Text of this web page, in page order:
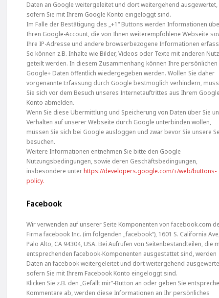
Daten an Google weitergeleitet und dort weitergehend ausgewertet,
sofern Sie mit Ihrem Google Konto eingeloggt sind.
Im Falle der Bestätigung des „+1“ Buttons werden Informationen
Ihren Google-Account, die von Ihnen weiterempfohlene Webseite
Ihre IP-Adresse und andere browserbezogene Informationen
So können z.B. Inhalte wie Bilder, Videos oder Texte mit anderen
geteilt werden. In diesem Zusammenhang können Ihre persönlichen
Google+ Daten öffentlich wiedergegeben werden. Wollen Sie daher
vorgenannte Erfassung durch Google bestmöglich verhindern,
Sie sich vor dem Besuch unseres Internetauftrittes aus Ihrem
Konto abmelden.
Wenn Sie diese Übermittlung und Speicherung von Daten über Sie
Verhalten auf unserer Webseite durch Google unterbinden wollen,
müssen Sie sich bei Google ausloggen und zwar bevor Sie unsere
besuchen.
Weitere Informationen entnehmen Sie bitte den Google
Nutzungsbedingungen, sowie deren Geschäftsbedingungen,
insbesondere unterhttps://developers.google.com/+/web/buttons-
policy.
Facebook
Wir verwenden auf unserer Seite Komponenten von facebook.com
Firma facebook Inc. (im folgenden „facebook“), 1601 S. California
Palo Alto, CA 94304, USA. Bei Aufrufen von Seitenbestandteilen, die
entsprechenden facebook-Komponenten ausgestattet sind, werden
Daten an facebook weitergeleitet und dort weitergehend
sofern Sie mit Ihrem Facebook Konto eingeloggt sind.
Klicken Sie z.B. den „Gefällt mir“-Button an oder geben Sie
Kommentare ab, werden diese Informationen an Ihr persönliches